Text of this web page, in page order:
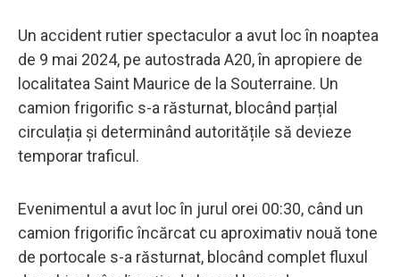
Un accident rutier spectaculor a avut loc în noaptea
de 9 mai 2024, pe autostrada A20, în apropiere de
localitatea Saint Maurice de la Souterraine. Un
camion frigorific s-a răsturnat, blocând parțial
circulația și determinând autoritățile să devieze
temporar traficul.
Evenimentul a avut loc în jurul orei 00:30, când un
camion frigorific încărcat cu aproximativ nouă tone
de portocale s-a răsturnat, blocând complet fluxul